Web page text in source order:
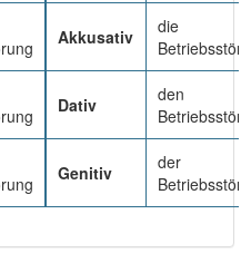
aber mit einem
haben den Artikel
Akkusativ
die
Dativ
den
Genitiv
der